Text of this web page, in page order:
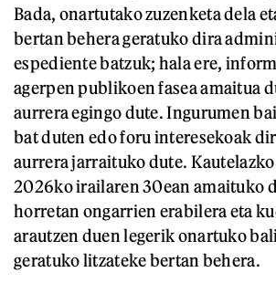
Bada, onartutako zuzenketa dela
bertan behera geratuko dira
espediente batzuk; hala ere,
agerpen publikoen fasea amaitua
aurrera egingo dute. Ingurumen
bat duten edo foru interesekoak
aurrera jarraituko dute.
2026ko irailaren 30ean amaituko
horretan ongarrien erabilera eta
arautzen duen legerik onartuko
geratuko litzateke bertan behera.